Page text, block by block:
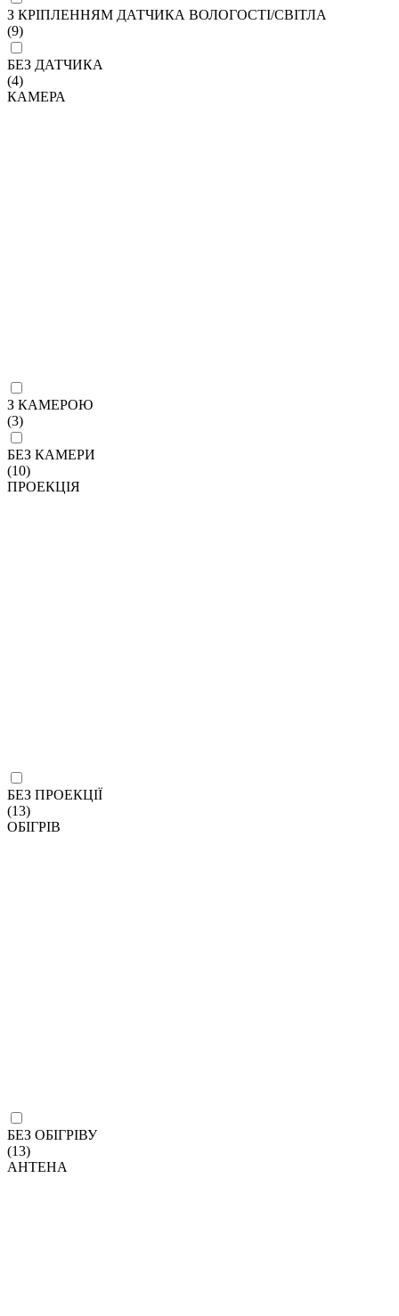
З КРІПЛЕННЯМ ДАТЧИКА ВОЛОГОСТІ/СВІТЛА
(9)
БЕЗ ДАТЧИКА
(4)
КАМЕРА
З КАМЕРОЮ
(3)
БЕЗ КАМЕРИ
(10)
ПРОЕКЦІЯ
БЕЗ ПРОЕКЦІЇ
(13)
ОБІГРІВ
БЕЗ ОБІГРІВУ
(13)
АНТЕНА